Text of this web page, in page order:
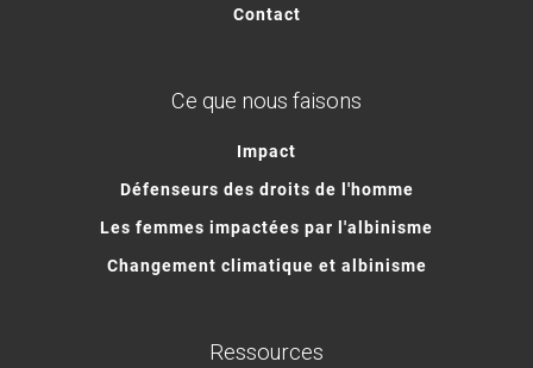
Contact
Ce que nous faisons
Impact
Défenseurs des droits de l'homme
Les femmes impactées par l'albinisme
Changement climatique et albinisme
Ressources